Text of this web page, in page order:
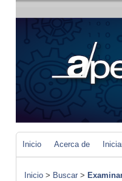
Inicio Acerca de
Inicio > Buscar >